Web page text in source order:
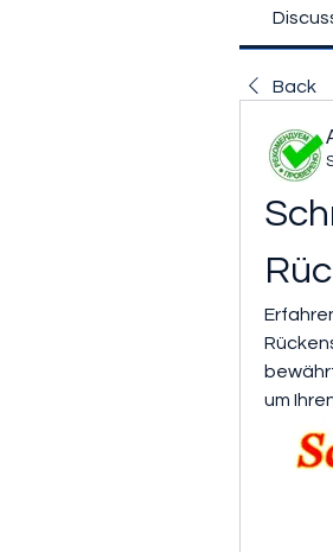
Back
um